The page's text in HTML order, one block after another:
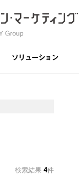
ソリューション
検索結果 4件